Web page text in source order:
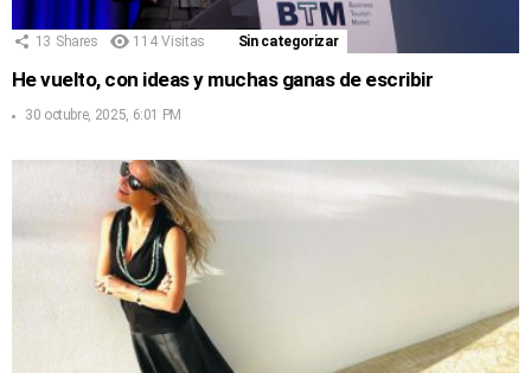
13 Shares 114 Visitas Sin categorizar
He vuelto, con ideas y muchas ganas de escribir
30 octubre, 2025, 6:01 PM